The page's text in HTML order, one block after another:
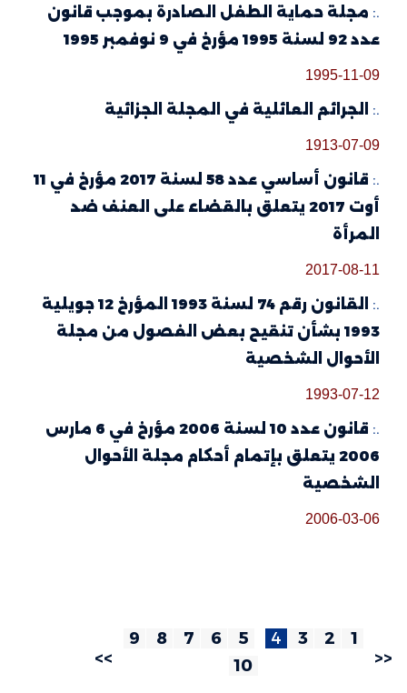
مجلة حماية الطفل الصادرة بموجب قانون
عدد 92 لسنة 1995 مؤرخ في 9 نوفمبر 1995
1995-11-09
الجرائم العائلية في المجلة الجزائية
1913-07-09
قانون أساسي عدد 58 لسنة 2017 مؤرخ في 11
أوت 2017 يتعلق بالقضاء على العنف ضد
المرأة
2017-08-11
القانون رقم 74 لسنة 1993 المؤرخ 12 جويلية
1993 بشأن تنقيح بعض الفصول من مجلة
الأحوال الشخصية
1993-07-12
قانون عدد 10 لسنة 2006 مؤرخ في 6 مارس
2006 يتعلق بإتمام أحكام مجلة الأحوال
الشخصية
2006-03-06
<<
10
>>